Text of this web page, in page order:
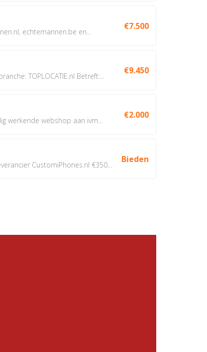
echtemannen.be en...
€7.500
TOPLOCATIE.nl Betreft:...
€9.450
werkende webshop aan ivm...
€2.000
CustomiPhones.nl €350...
Bieden